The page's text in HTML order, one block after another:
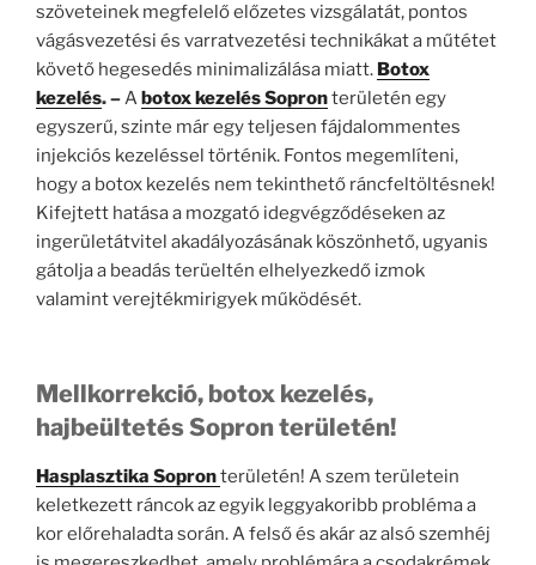
szöveteinek megfelelő előzetes vizsgálatát, pontos
vágásvezetési és varratvezetési technikákat a műtétet
követő hegesedés minimalizálása miatt. Botox
kezelés. –Abotox kezelés Sopronterületén egy
egyszerű, szinte már egy teljesen fájdalommentes
injekciós kezeléssel történik. Fontos megemlíteni,
hogy a botox kezelés nem tekinthető ráncfeltöltésnek!
Kifejtett hatása a mozgató idegvégződéseken az
ingerületátvitel akadályozásának köszönhető, ugyanis
gátolja a beadás terüeltén elhelyezkedő izmok
valamint verejtékmirigyek működését.
Mellkorrekció, botox kezelés,
hajbeültetés Sopron területén!
Hasplasztika Sopronterületén! A szem területein
keletkezett ráncok az egyik leggyakoribb probléma a
kor előrehaladta során. A felső és akár az alsó szemhéj